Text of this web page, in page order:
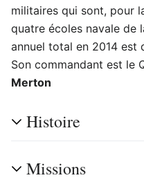
militaires qui sont, pour
quatre écoles navale de
annuel total en 2014 est
Son commandant est le
Merton
Histoire
Missions